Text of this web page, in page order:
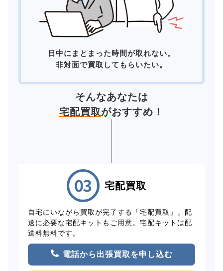
日中にまとまった時間が取れない。
非対面で買取してもらいたい。
そんなあなたは
宅配買取がおすすめ！
宅配買取
自宅にいながら買取が完了する「宅配買取」。配
送に必要な宅配キットもご用意。宅配キットは配
送料無料です。
電話から出張買取を申し込む